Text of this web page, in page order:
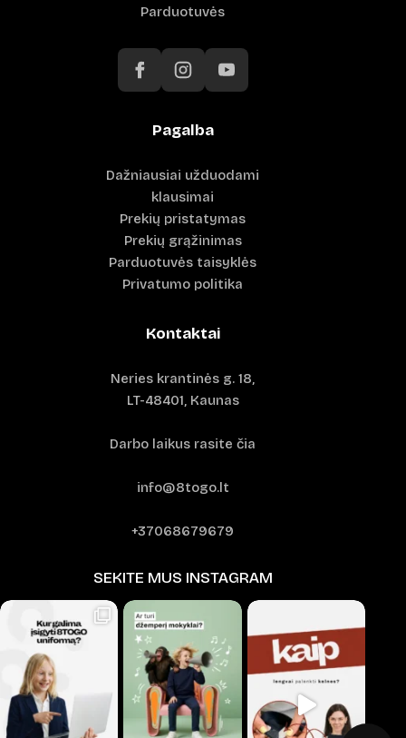
Parduotuvės
Pagalba
Dažniausiai užduodami
klausimai
Prekių pristatymas
Prekių grąžinimas
Parduotuvės taisyklės
Privatumo politika
Kontaktai
Neries krantinės g. 18,
LT-48401, Kaunas
Darbo laikus rasite čia
info@8togo.lt
+37068679679
SEKITE MUS INSTAGRAM